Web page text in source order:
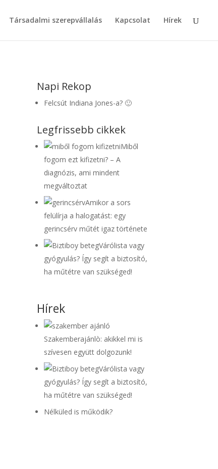
Társadalmi szerepvállalás Kapcsolat Hírek
Napi Rekop
Felcsút Indiana Jones-a? 🙂
Legfrissebb cikkek
Miből
fogom ezt kifizetni? – A
diagnózis, ami mindent
megváltoztat
Amikor a sors
felülírja a halogatást: egy
gerincsérv műtét igaz története
Várólista vagy
gyógyulás? Így segít a biztosító,
ha műtétre van szükséged!
Hírek
Szakemberajánlò: akikkel mi is
szívesen együtt dolgozunk!
Várólista vagy
gyógyulás? Így segít a biztosító,
ha műtétre van szükséged!
Nélküled is működik?